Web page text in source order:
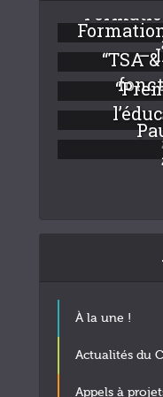
–
“TSA
À la une !
Actualités du
Appels à